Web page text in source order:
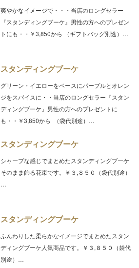
爽やかなイメージで・・・当店のロングセラー
『スタンディングブーケ』男性の方へのプレゼン
トにも・・￥3,850から （ギフトバッグ別途）…
スタンディングブーケ
グリーン・イエローをベースにパープルとオレン
ジをスパイスに・・当店のロングセラー『スタン
ディングブーケ』男性の方へのプレゼントに
も・・￥3,850から （袋代別途）…
スタンディングブーケ
シャープな感じでまとめたスタンディングブーケ
そのまま飾る花束です。￥３,８５０（袋代別途）
…
スタンディングブーケ
ふんわりした柔らかなイメージでまとめたスタン
ディングブーケ人気商品です。￥３,８５０（袋代
別途）…